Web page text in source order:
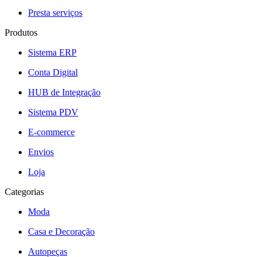
Presta serviços
Produtos
Sistema ERP
Conta Digital
HUB de Integração
Sistema PDV
E-commerce
Envios
Loja
Categorias
Moda
Casa e Decoração
Autopeças